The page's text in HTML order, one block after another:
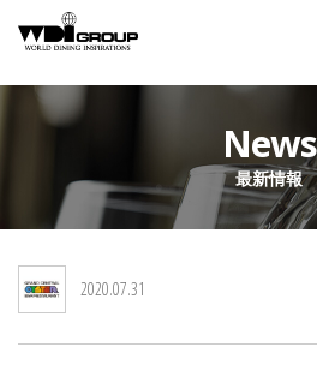
About
WDI STANDARD
私たちが大切にするもの
Social Responsibility
News
最新情報
2020.07.31